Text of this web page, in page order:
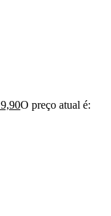
9,90O preço atual é: